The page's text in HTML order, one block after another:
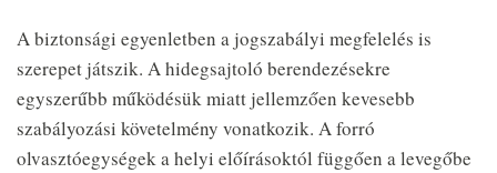
A biztonsági egyenletben a jogszabályi megfelelés is
szerepet játszik. A hidegsajtoló berendezésekre
egyszerűbb működésük miatt jellemzően kevesebb
szabályozási követelmény vonatkozik. A forró
olvasztóegységek a helyi előírásoktól függően a levegőbe